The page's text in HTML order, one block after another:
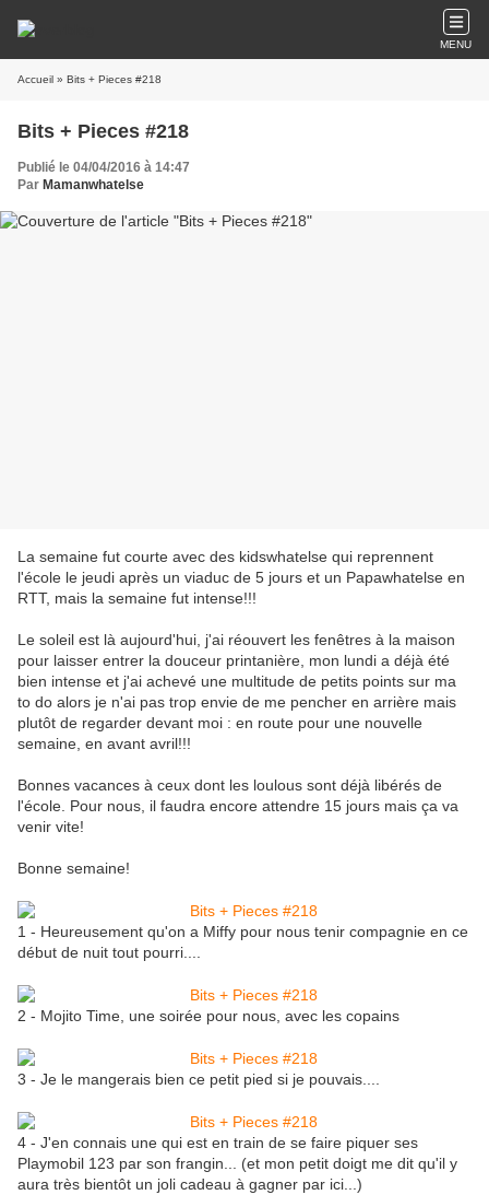
MENU
Accueil » Bits + Pieces #218
Bits + Pieces #218
Publié le 04/04/2016 à 14:47
Par Mamanwhatelse
La semaine fut courte avec des kidswhatelse qui reprennent
l'école le jeudi après un viaduc de 5 jours et un Papawhatelse en
RTT, mais la semaine fut intense!!!
Le soleil est là aujourd'hui, j'ai réouvert les fenêtres à la maison
pour laisser entrer la douceur printanière, mon lundi a déjà été
bien intense et j'ai achevé une multitude de petits points sur ma
to do alors je n'ai pas trop envie de me pencher en arrière mais
plutôt de regarder devant moi : en route pour une nouvelle
semaine, en avant avril!!!
Bonnes vacances à ceux dont les loulous sont déjà libérés de
l'école. Pour nous, il faudra encore attendre 15 jours mais ça va
venir vite!
Bonne semaine!
1 - Heureusement qu'on a Miffy pour nous tenir compagnie en ce
début de nuit tout pourri....
2 - Mojito Time, une soirée pour nous, avec les copains
3 - Je le mangerais bien ce petit pied si je pouvais....
4 - J'en connais une qui est en train de se faire piquer ses
Playmobil 123 par son frangin... (et mon petit doigt me dit qu'il y
aura très bientôt un joli cadeau à gagner par ici...)